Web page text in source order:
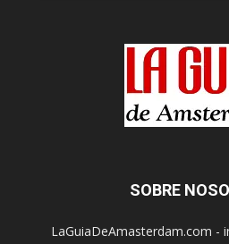
SOBRE
LaGuiaDeAmasterdam.com -